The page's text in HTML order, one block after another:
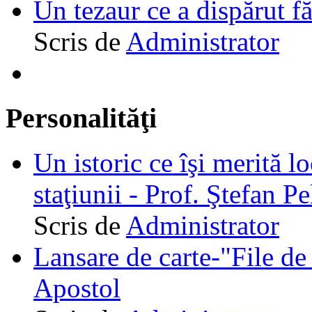
Un tezaur ce a dispărut
Scris de Administrator
Personalităţi
Un istoric ce îşi merită
staţiunii - Prof. Ştefan
Scris de Administrator
Lansare de carte-"File
Apostol